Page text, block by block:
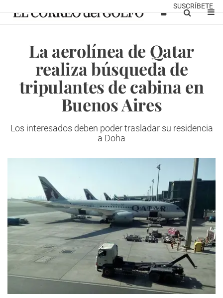
SUSCRÍBETE
La aerolínea de Qatar
realiza búsqueda de
tripulantes de cabina en
Buenos Aires
Los interesados deben poder trasladar su residencia
a Doha